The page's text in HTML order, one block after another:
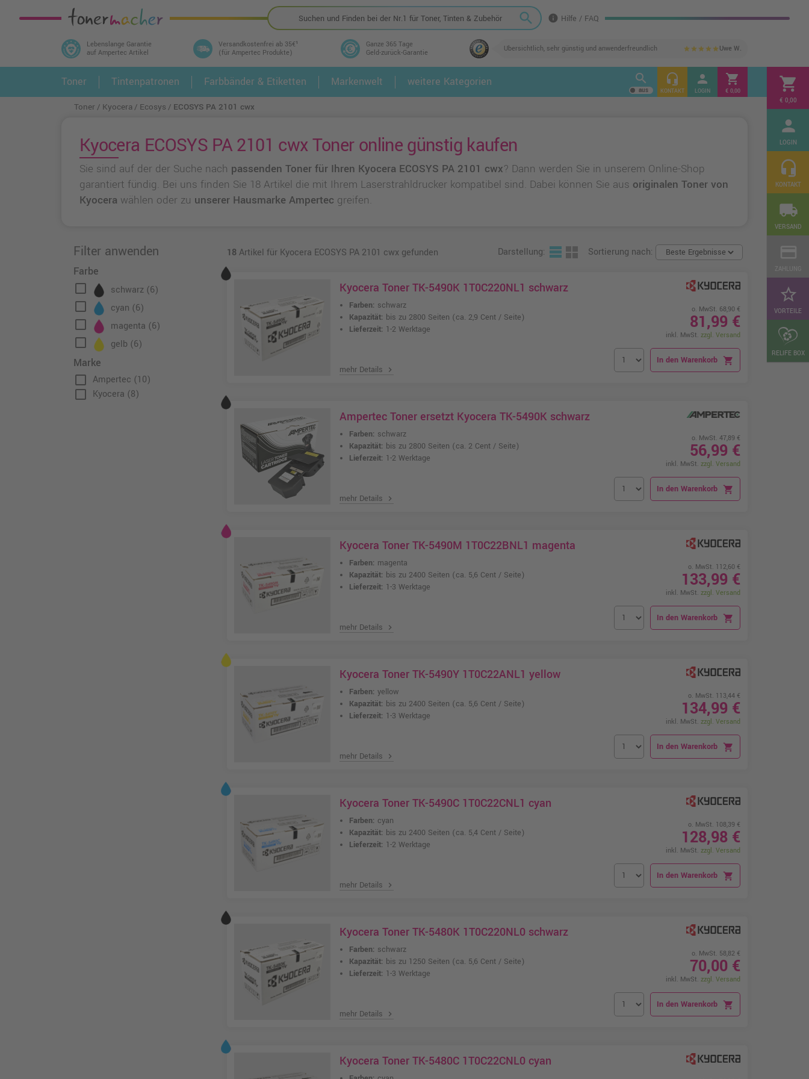
search info Hilfe / FAQ
Lebenslange Garantie
auf Ampertec Artikel
Versandkostenfrei ab 35€¹
(für Ampertec Produkte)
Ganze 365 Tage
Geld-zurück-Garantie
Übersichtlich, sehr günstig und anwenderfreundlich star star star star star Uwe W.
shopping_cart
€ 0,00
person
LOGIN
headset_mic
KONTAKT
local_shipping
VERSAND
star_border
VORTEILE
RELIFE BOX
In 3 einfachen Schritten ihr Druckermodell
und alle dazu passenden Artikel finden ➤ 1. 2.
Toner Tintenpatronen Farbbänder & Etiketten Markenwelt weitere Kategorien search headset_mic
KONTAKT
person
LOGIN
shopping_cart
€ 0,00
Toner Kyocera Ecosys ECOSYS PA 2101 cwx
Kyocera ECOSYS PA 2101 cwx Toner online günstig kaufen
Sie sind auf der der Suche nach passenden Toner für Ihren Kyocera ECOSYS PA 2101 cwx? Dann werden Sie in unserem Online-Shop
garantiert fündig. Bei uns finden Sie 18 Artikel die mit Ihrem Laserstrahldrucker kompatibel sind. Dabei können Sie aus originalen Toner von
Kyocera wählen oder zu unserer Hausmarke Ampertec greifen.
Filter anwenden
Farbe
check_box_outline_blank schwarz (6)
check_box_outline_blank cyan (6)
check_box_outline_blank magenta (6)
check_box_outline_blank gelb (6)
Marke
check_box_outline_blank Ampertec (10)
check_box_outline_blank Kyocera (8)
18Artikel für Kyocera ECOSYS PA 2101 cwx gefunden Darstellung: Sortierung nach:
Kyocera Toner TK-5490K 1T0C220NL1 schwarz
Farben: schwarz
Kapazität: bis zu 2800 Seiten (ca. 2,9 Cent / Seite)
Lieferzeit: 1-2 Werktage
mehr Details chevron_right
o. MwSt. 68,90 €
81,99 €
inkl. MwSt. zzgl. Versand
In den Warenkorb shopping_cart
Ampertec Toner ersetzt Kyocera TK-5490K schwarz
Farben: schwarz
Kapazität: bis zu 2800 Seiten (ca. 2 Cent / Seite)
Lieferzeit: 1-2 Werktage
mehr Details chevron_right
o. MwSt. 47,89 €
56,99 €
inkl. MwSt. zzgl. Versand
In den Warenkorb shopping_cart
Kyocera Toner TK-5490M 1T0C22BNL1 magenta
Farben: magenta
Kapazität: bis zu 2400 Seiten (ca. 5,6 Cent / Seite)
Lieferzeit: 1-3 Werktage
mehr Details chevron_right
o. MwSt. 112,60 €
133,99 €
inkl. MwSt. zzgl. Versand
In den Warenkorb shopping_cart
Kyocera Toner TK-5490Y 1T0C22ANL1 yellow
Farben: yellow
Kapazität: bis zu 2400 Seiten (ca. 5,6 Cent / Seite)
Lieferzeit: 1-3 Werktage
mehr Details chevron_right
o. MwSt. 113,44 €
134,99 €
inkl. MwSt. zzgl. Versand
In den Warenkorb shopping_cart
Kyocera Toner TK-5490C 1T0C22CNL1 cyan
Farben: cyan
Kapazität: bis zu 2400 Seiten (ca. 5,4 Cent / Seite)
Lieferzeit: 1-2 Werktage
mehr Details chevron_right
o. MwSt. 108,39 €
128,98 €
inkl. MwSt. zzgl. Versand
In den Warenkorb shopping_cart
Kyocera Toner TK-5480K 1T0C220NL0 schwarz
Farben: schwarz
Kapazität: bis zu 1250 Seiten (ca. 5,6 Cent / Seite)
Lieferzeit: 1-3 Werktage
mehr Details chevron_right
o. MwSt. 58,82 €
70,00 €
inkl. MwSt. zzgl. Versand
In den Warenkorb shopping_cart
Kyocera Toner TK-5480C 1T0C22CNL0 cyan